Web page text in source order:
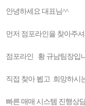
안녕하세요 대표님^^
먼저 점포라인을 찾아주
점포라인 황 규남팀장입
직접 찾아 뵙고 희망하시
빠른 매매 시스템 진행상